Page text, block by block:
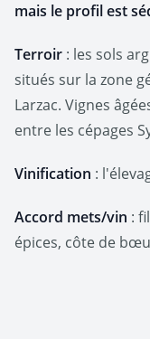
mais le profil est
Terroir : les sols
situés sur la zone
Larzac. Vignes
entre les cépages
Vinification :
Accord mets/vin :
épices, côte de